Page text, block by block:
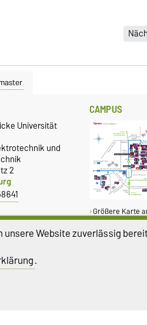
Universität
und
2
CAMPUS
Größere Karte
SERVICE
Website zuverlässig
.